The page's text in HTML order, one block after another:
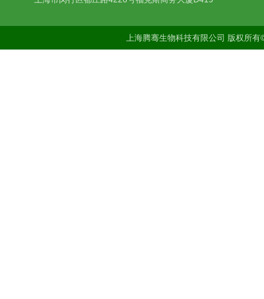
上海腾骞生物科技有限公司 版权所